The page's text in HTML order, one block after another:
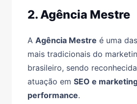
2. Agência Mestre
A Agência Mestre é uma
mais tradicionais do
brasileiro, sendo
atuação em SEO e
performance.